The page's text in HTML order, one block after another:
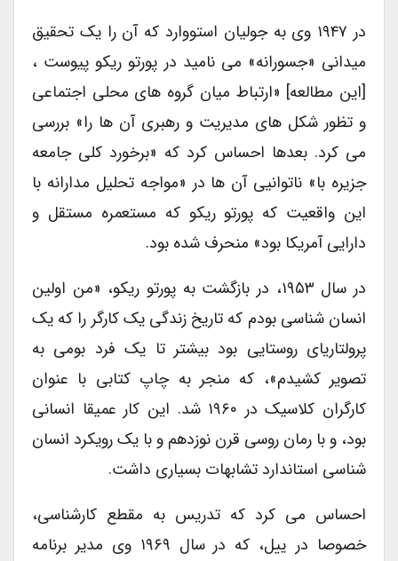
در ۱۹۴۷ وی به جولیان استووارد که آن را یک تحقیق
میدانی «جسورانه» می نامید در پورتو ریکو پیوست ،
[این مطالعه] «ارتباط میان گروه های محلی اجتماعی
و تظور شکل های مدیریت و رهبری آن ها را» بررسی
می کرد. بعدها احساس کرد که «برخورد کلی جامعه
جزیره با» ناتوانیی آن ها در «مواجه تحلیل مدارانه با
این واقعیت که پورتو ریکو که مستعمره مستقل و
دارایی آمریکا بود» منحرف شده بود.
در سال ۱۹۵۳، در بازگشت به پورتو ریکو، «من اولین
انسان شناسی بودم که تاریخ زندگی یک کارگر را که یک
پرولتاریای روستایی بود بیشتر تا یک فرد بومی به
تصویر کشیدم»، که منجر به چاپ کتابی با عنوان
کارگران کلاسیک در ۱۹۶۰ شد. این کار عمیقا انسانی
بود، و با رمان روسی قرن نوزدهم و با یک رویکرد انسان
شناسی استاندارد تشابهات بسیاری داشت.
احساس می کرد که تدریس به مقطع کارشناسی،
خصوصا در ییل، که در سال ۱۹۶۹ وی مدیر برنامه